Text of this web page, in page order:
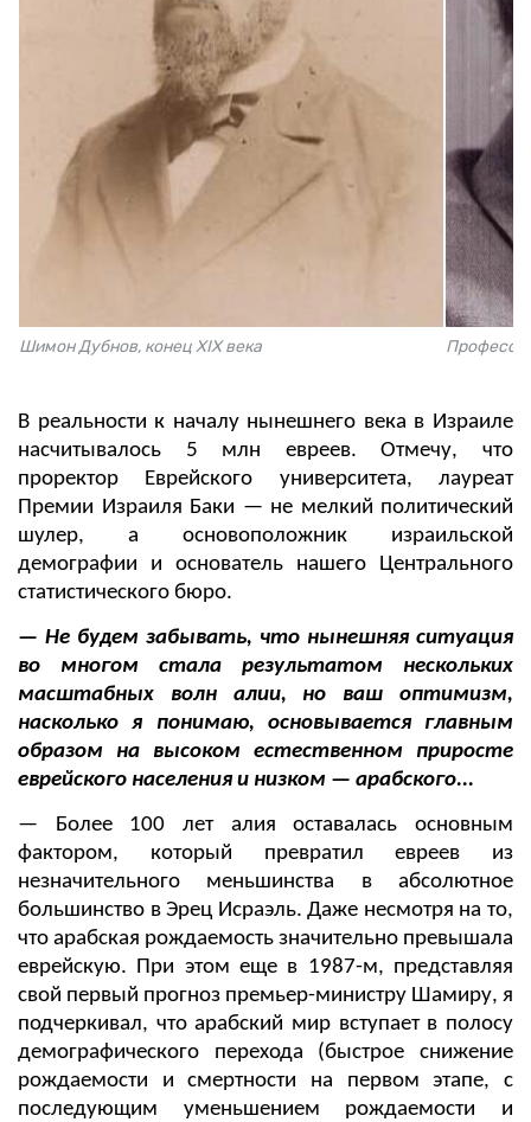
Шимон Дубнов, конец XIX века
В реальности к началу нынешнего века в Израиле
насчитывалось 5 млн евреев. Отмечу, что
проректор Еврейского университета, лауреат
Премии Израиля Баки — не мелкий политический
шулер, а основоположник израильской
демографии и основатель нашего Центрального
статистического бюро.
— Не будем забывать, что нынешняя ситуация
во многом стала результатом нескольких
масштабных волн алии, но ваш оптимизм,
насколько я понимаю, основывается главным
образом на высоком естественном приросте
еврейского населения и низком — арабского...
— Более 100 лет алия оставалась основным
фактором, который превратил евреев из
незначительного меньшинства в абсолютное
большинство в Эрец Исраэль. Даже несмотря на то,
что арабская рождаемость значительно превышала
еврейскую. При этом еще в 1987-м, представляя
свой первый прогноз премьер-министру Шамиру, я
подчеркивал, что арабский мир вступает в полосу
демографического перехода (быстрое снижение
рождаемости и смертности на первом этапе, с
последующим уменьшением рождаемости и